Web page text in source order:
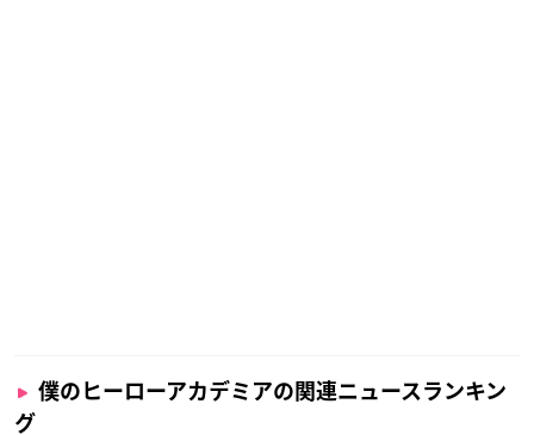
僕のヒーローアカデミアの関連ニュースランキン
グ